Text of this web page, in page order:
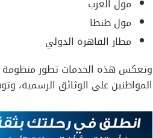
مول العرب
مول طنطا
مطار القاهرة الدولي
وتعكس هذه الخدمات تطور منظومة
المواطنين على الوثائق الرسمية،